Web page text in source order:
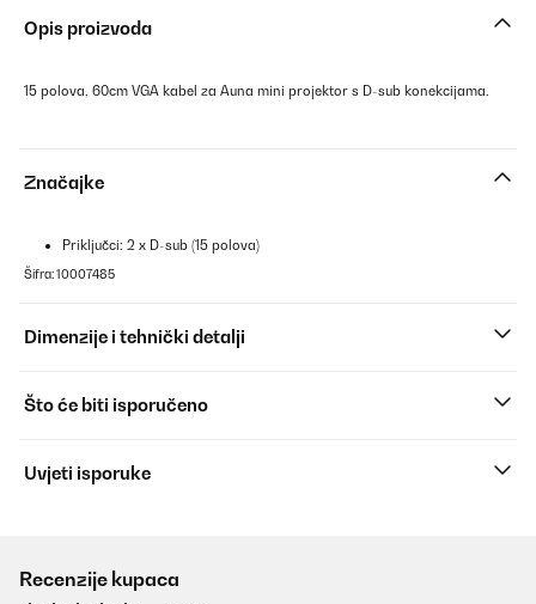
Opis proizvoda
15 polova, 60cm VGA kabel za Auna mini projektor s D-sub konekcijama.
Značajke
Priključci: 2 x D-sub (15 polova)
Šifra: 10007485
Dimenzije i tehnički detalji
Što će biti isporučeno
Uvjeti isporuke
Recenzije kupaca